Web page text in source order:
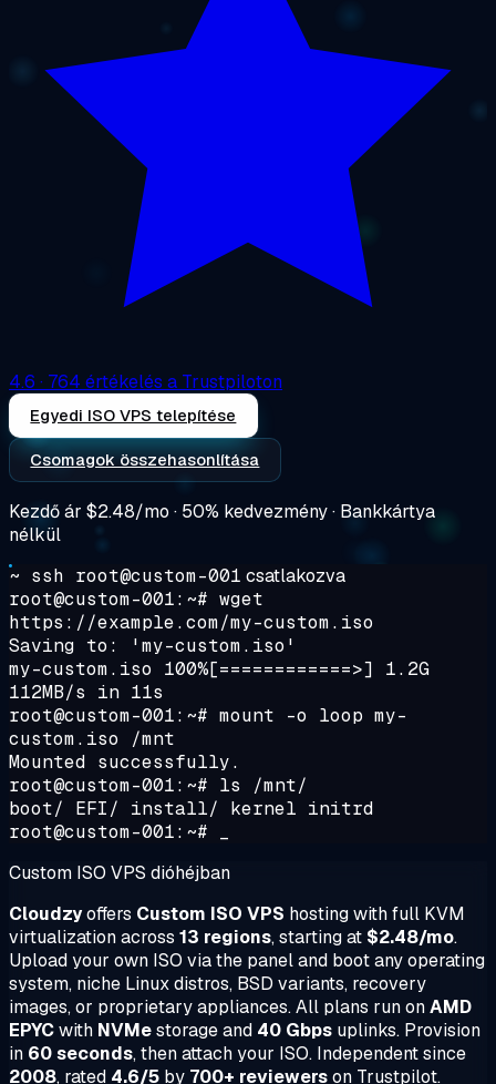
4.6 · 764 értékelés a Trustpiloton
Egyedi ISO VPS telepítése
Csomagok összehasonlítása
Kezdő ár $2.48/mo · 50% kedvezmény · Bankkártya
nélkül
~ ssh root@custom-001 csatlakozva
root@custom-001:~# wget
https://example.com/my-custom.iso
Saving to: 'my-custom.iso'
my-custom.iso 100%[============>] 1.2G
112MB/s in 11s
root@custom-001:~# mount -o loop my-
custom.iso /mnt
Mounted successfully.
root@custom-001:~# ls /mnt/
boot/ EFI/ install/ kernel initrd
root@custom-001:~# _
Custom ISO VPS dióhéjban
Cloudzyoffers Custom ISO VPS hosting with full KVM
virtualization across 13 regions, starting at $2.48/mo.
Upload your own ISO via the panel and boot any operating
system, niche Linux distros, BSD variants, recovery
images, or proprietary appliances. All plans run onAMD
EPYCwith NVMestorage and 40 Gbps uplinks. Provision
in 60 seconds, then attach your ISO. Independent since
2008, rated 4.6/5 by 700+ reviewerson Trustpilot.